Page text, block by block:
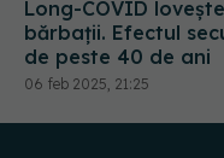
06 feb 2025, 21:25